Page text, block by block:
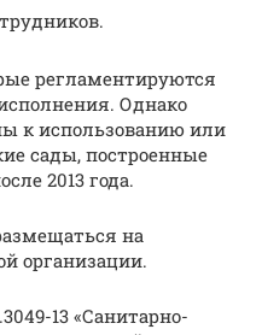
регламентируются
Однако
к использованию или
сады, построенные
2013 года.
на
организации.
13 «Санитарно-